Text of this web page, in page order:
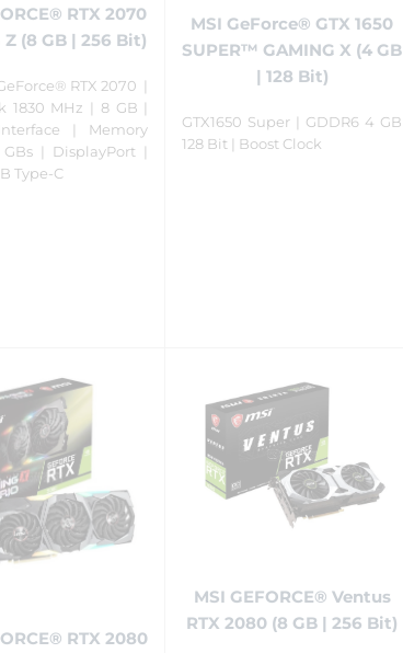
RTX 2070
Z (8 GB | 256 Bit)
RTX 2070 |
1830 MHz | 8 GB |
| Memory
GBs | DisplayPort |
Type-C
MSI GeForce® GTX 1650
SUPER™ GAMING X (4 GB
| 128 Bit)
GTX1650 Super | GDDR6 4 GB
128 Bit | Boost Clock
RTX 2080
MSI GEFORCE® Ventus
RTX 2080 (8 GB | 256 Bit)